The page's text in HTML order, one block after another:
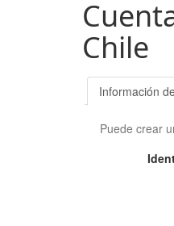
Chile
Información
Puede crear